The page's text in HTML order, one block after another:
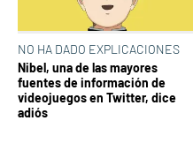
NO HA DADO EXPLICACIONES
Nibel, una de las mayores
fuentes de información de
videojuegos en Twitter, dice
adiós